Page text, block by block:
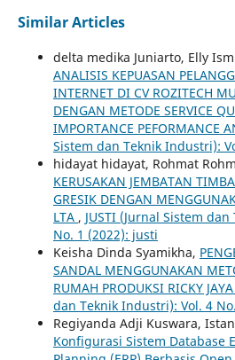
Similar Articles
delta medika Juniarto, Elly
ANALISIS KEPUASAN
INTERNET DI CV ROZITECH
DENGAN METODE SERVICE
IMPORTANCE PEFORMANCE
Sistem dan Teknik Industri):
hidayat hidayat, Rohmat
KERUSAKAN JEMBATAN
GRESIK DENGAN
LTA , JUSTI (Jurnal Sistem
No. 1 (2022): justi
Keisha Dinda Syamikha,
SANDAL MENGGUNAKAN
RUMAH PRODUKSI RICKY JAYA
dan Teknik Industri): Vol. 4
Regiyanda Adji Kuswara,
Konfigurasi Sistem Database